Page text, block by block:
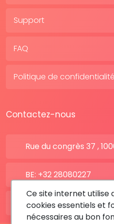
Support
FAQ
Politique de confidentialité
Contactez-nous
Rue du congrès 37 ,
BE: +32 28080227
FR: +33 183642895
Ce site internet utilise
cookies essentiels et
nécessaires au bon